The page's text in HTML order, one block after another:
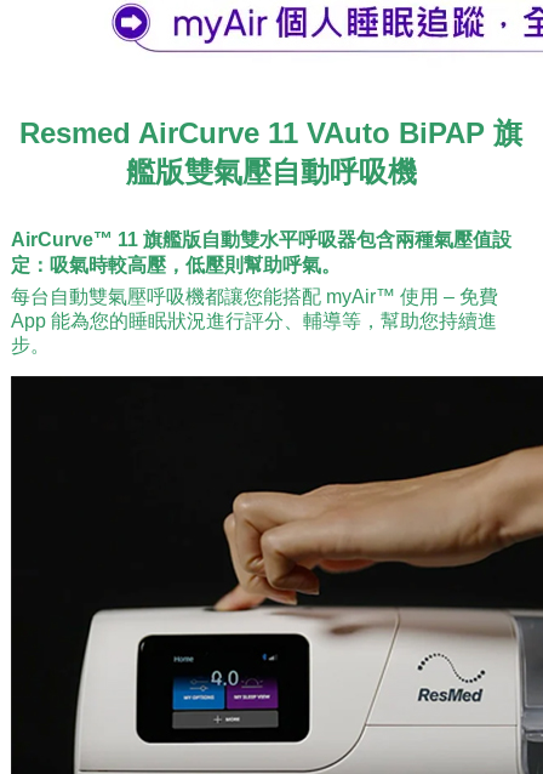
Resmed AirCurve 11 VAuto BiPAP 旗
艦版雙氣壓自動呼吸機
AirCurve™ 11 旗艦版自動雙水平呼吸器包含兩種氣壓值設
定：吸氣時較高壓，低壓則幫助呼氣。
每台自動雙氣壓呼吸機都讓您能搭配 myAir™ 使用 – 免費
App 能為您的睡眠狀況進行評分、輔導等，幫助您持續進
步。